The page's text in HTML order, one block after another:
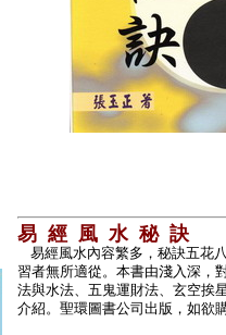
易 經 風 水 秘 訣
易經風水內容繁多，秘訣五花
習者無所適從。本書由淺入深，
法與水法、五鬼運財法、玄空挨
介紹。聖環圖書公司出版，如欲